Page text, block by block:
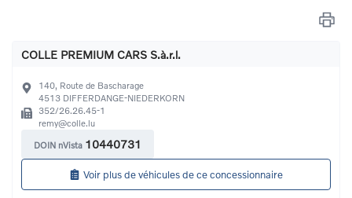
COLLE PREMIUM CARS S.à.r.l.
140, Route de Bascharage
4513 DIFFERDANGE-NIEDERKORN
352/26.26.45-1
remy@colle.lu
DOIN nVista 10440731
Voir plus de véhicules de ce concessionnaire